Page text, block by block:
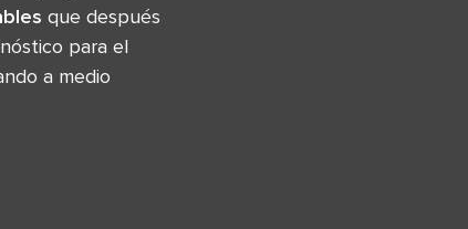
que después
para el
a medio